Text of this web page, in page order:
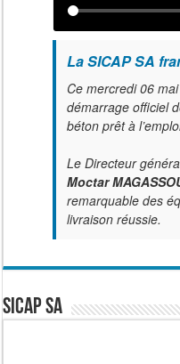
La SICAP SA
Ce mercredi 06
démarrage officiel
béton prêt à
Le Directeur
Moctar
remarquable des
livraison réussie.
SICAP SA